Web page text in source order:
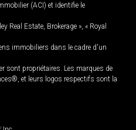
(ACI) et identifie le
Real Estate, Brokerage », « Royal
immobiliers dans le cadre d'un
sont propriétaires. Les marques de
et leurs logos respectifs sont la